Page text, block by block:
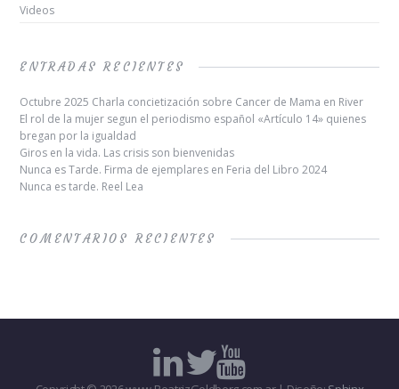
Videos
ENTRADAS RECIENTES
Octubre 2025 Charla concietización sobre Cancer de Mama en River
El rol de la mujer segun el periodismo español «Artículo 14» quienes
bregan por la igualdad
Giros en la vida. Las crisis son bienvenidas
Nunca es Tarde. Firma de ejemplares en Feria del Libro 2024
Nunca es tarde. Reel Lea
COMENTARIOS RECIENTES